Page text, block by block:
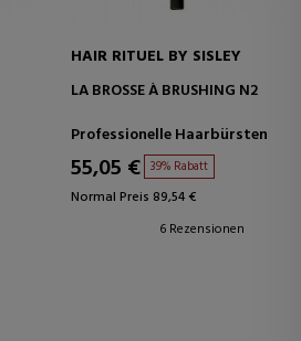
HAIR RITUEL BY SISLEY
LA BROSSE À BRUSHING N2
Professionelle Haarbürsten
55,05 € 39% Rabatt
Normal Preis 89,54 €
6 Rezensionen